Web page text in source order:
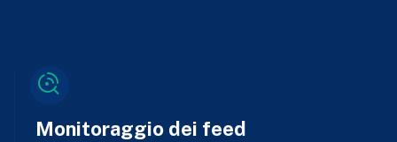
Monitoraggio dei feed